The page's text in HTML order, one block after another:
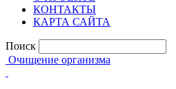
КОНТАКТЫ
КАРТА САЙТА
Поиск
Очищение организма